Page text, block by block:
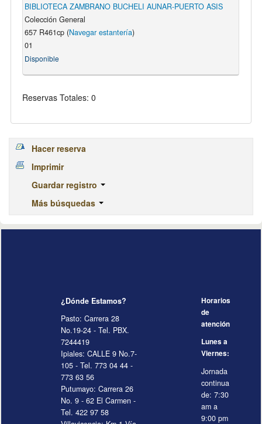
BIBLIOTECA ZAMBRANO BUCHELI AUNAR-PUERTO ASIS
Colección General
657 R461cp (Navegar estantería)
01
Disponible
Reservas Totales: 0
Hacer reserva
Imprimir
Guardar registro
Más búsquedas
¿Dónde Estamos?
Pasto: Carrera 28
No.19-24 - Tel. PBX.
7244419
Ipiales: CALLE 9 No.7-
105 - Tel. 773 04 44 -
773 63 56
Putumayo: Carrera 26
No. 9 - 62 El Carmen -
Tel. 422 97 58
Horarios
de
atención
Lunes a
Viernes:
Jornada
continua
de: 7:30
am a
9:00 pm